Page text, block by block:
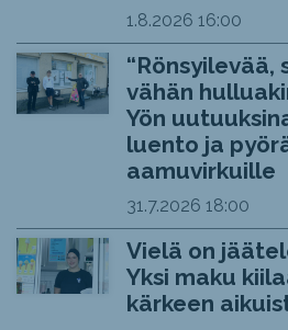
1.8.2026 16:00
“Rönsyilevää,
vähän
Yön
luento ja
aamuvirkuille
31.7.2026 18:00
Vielä on
Yksi maku
kärkeen